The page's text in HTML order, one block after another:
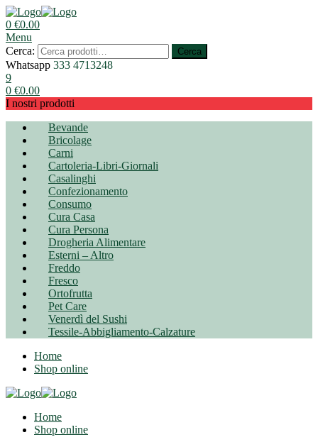
0 €0.00
Menu
Cerca:
Cerca
Whatsapp 333 4713248
9
0 €0.00
I nostri prodotti
Bevande
Bricolage
Carni
Cartoleria-Libri-Giornali
Casalinghi
Confezionamento
Consumo
Cura Casa
Cura Persona
Drogheria Alimentare
Esterni – Altro
Freddo
Fresco
Ortofrutta
Pet Care
Venerdì del Sushi
Tessile-Abbigliamento-Calzature
Home
Shop online
Home
Shop online